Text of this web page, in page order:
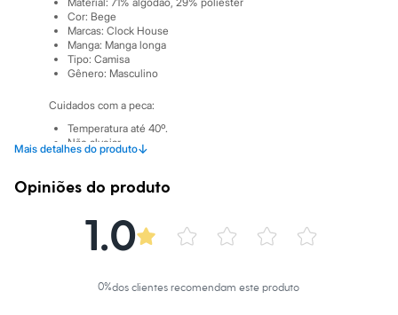
Leggings
Shorts e Bermudas
Moda íntima
Calcinhas
Cintas e Modeladores
Meias
Pijamas
Sutiãs e Tops
Biquínis
Maiôs
Personagens
Blusas e Camisetas
Casacos e Jaquetas
Mais detalhes do produto↓
Cor: Bege
Marcas: Clock House
Manga: Manga longa
Tipo: Camisa
Gênero: Masculino
Cuidados com a peca:
Temperatura até 40º.
Não alvejar.
Não secar em secadora.
Passar em temperatura média.
Lavar a seco.
Opiniões do produto
1.0
0%dos clientes recomendam este produto